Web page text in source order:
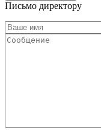
Письмо директору